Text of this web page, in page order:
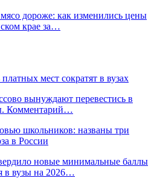
дороже: как изменились цены
крае за…
мест сократят в вузах
вынуждают перевестись в
Комментарий…
школьников: названы три
в России
новые минимальные баллы
в вузы на 2026…